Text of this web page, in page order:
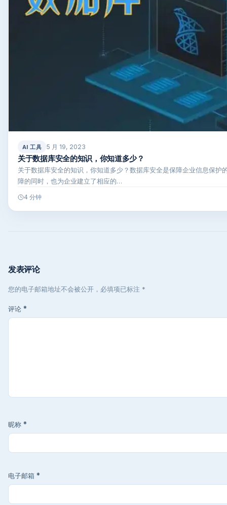
AI 工具 5 月 19, 2023
关于数据库安全的知识，你知道多少？
关于数据库安全的知识，你知道多少？数据库安全是保障企业信息保护
障的同时，也为企业建立了相应的…
4 分钟
发表评论
您的电子邮箱地址不会被公开，必填项已标注 *
评论 *
昵称 *
电子邮箱 *